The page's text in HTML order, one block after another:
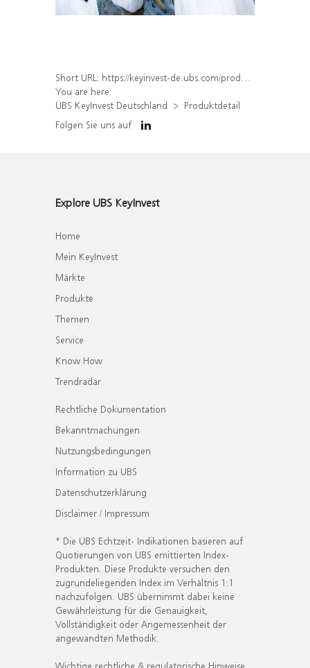
Short URL: https://keyinvest-de.ubs.com/produkt/detail/index/isin/DE000WA41D67
You are here:
UBS KeyInvest Deutschland
Produktdetail
Folgen Sie uns auf
Explore UBS KeyInvest
Home
Mein KeyInvest
Märkte
Produkte
Themen
Service
Know How
Trendradar
Rechtliche Dokumentation
Bekanntmachungen
Nutzungsbedingungen
Information zu UBS
Datenschutzerklärung
Disclaimer / Impressum
* Die UBS Echtzeit- Indikationen basieren auf
Quotierungen von UBS emittierten Index-
Produkten. Diese Produkte versuchen den
zugrundeliegenden Index im Verhältnis 1:1
nachzufolgen. UBS übernimmt dabei keine
Gewährleistung für die Genauigkeit,
Vollständigkeit oder Angemessenheit der
angewandten Methodik.